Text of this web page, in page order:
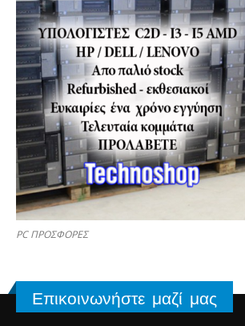
PC ΠΡΟΣΦΟΡΕΣ
Επικοινωνήστε μαζί μας